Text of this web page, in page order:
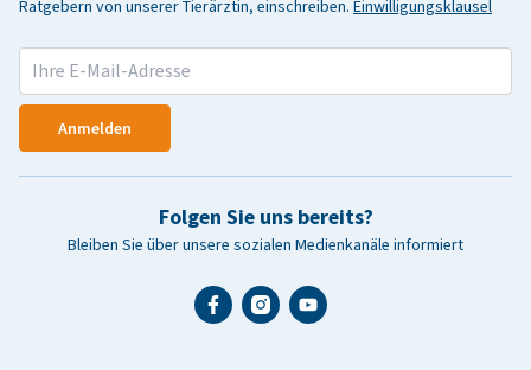
Ratgebern von unserer Tierärztin, einschreiben. Einwilligungsklausel
Anmelden
Folgen Sie uns bereits?
Bleiben Sie über unsere sozialen Medienkanäle informiert